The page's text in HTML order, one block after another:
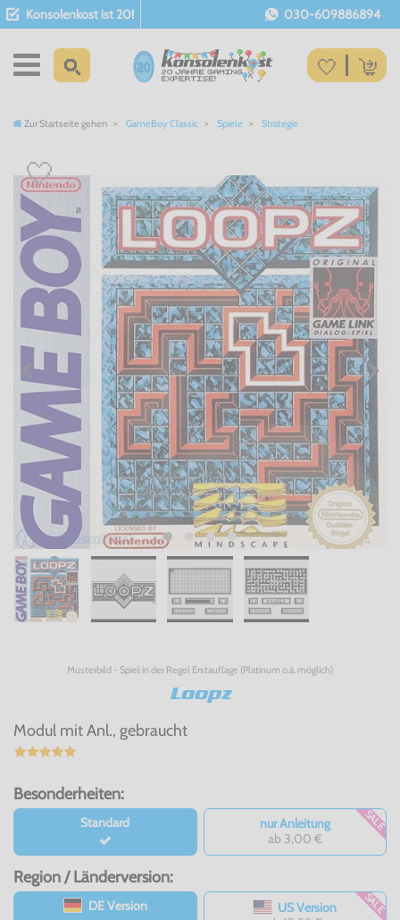
Konsolenkost ist 20! 030-609886894
Zur Startseite gehen GameBoy Classic Spiele Strategie
Musterbild - Spiel in der Regel Erstauflage (Platinum o.ä. möglich)
Loopz
Modul mit Anl., gebraucht
Besonderheiten:
Standard
nur Anleitung
ab 3,00 €
SALE
Region / Länderversion:
DE Version
US Version
SALE